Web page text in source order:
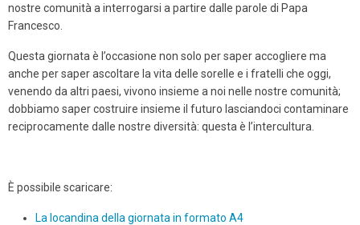
nostre comunità a interrogarsi a partire dalle parole di Papa
Francesco.
Questa giornata è l’occasione non solo per saper accogliere ma
anche per saper ascoltare la vita delle sorelle e i fratelli che oggi,
venendo da altri paesi, vivono insieme a noi nelle nostre comunità;
dobbiamo saper costruire insieme il futuro lasciandoci contaminare
reciprocamente dalle nostre diversità: questa è l’intercultura.
È possibile scaricare:
La locandina della giornata in formato A4